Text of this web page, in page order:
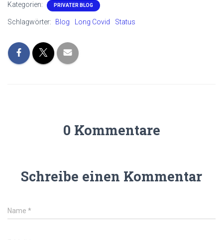
Kategorien: PRIVATER BLOG
Schlagwörter: Blog Long Covid Status
0 Kommentare
Schreibe einen Kommentar
Name *